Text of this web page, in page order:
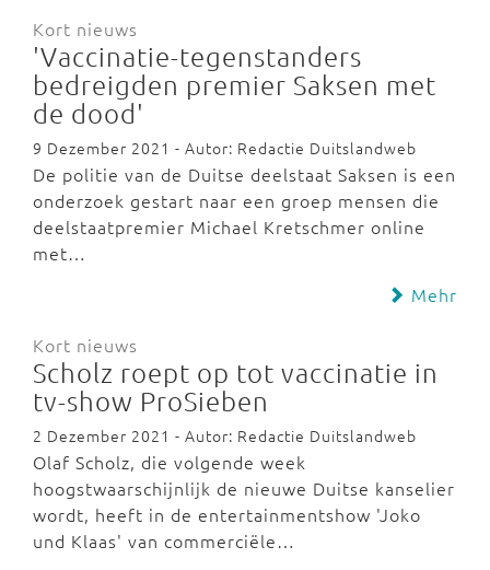
Kort nieuws
'Vaccinatie-tegenstanders
bedreigden premier Saksen met
de dood'
9 Dezember 2021 - Autor: Redactie Duitslandweb
De politie van de Duitse deelstaat Saksen is een
onderzoek gestart naar een groep mensen die
deelstaatpremier Michael Kretschmer online
met…
Mehr
Kort nieuws
Scholz roept op tot vaccinatie in
tv-show ProSieben
2 Dezember 2021 - Autor: Redactie Duitslandweb
Olaf Scholz, die volgende week
hoogstwaarschijnlijk de nieuwe Duitse kanselier
wordt, heeft in de entertainmentshow 'Joko
und Klaas' van commerciële…